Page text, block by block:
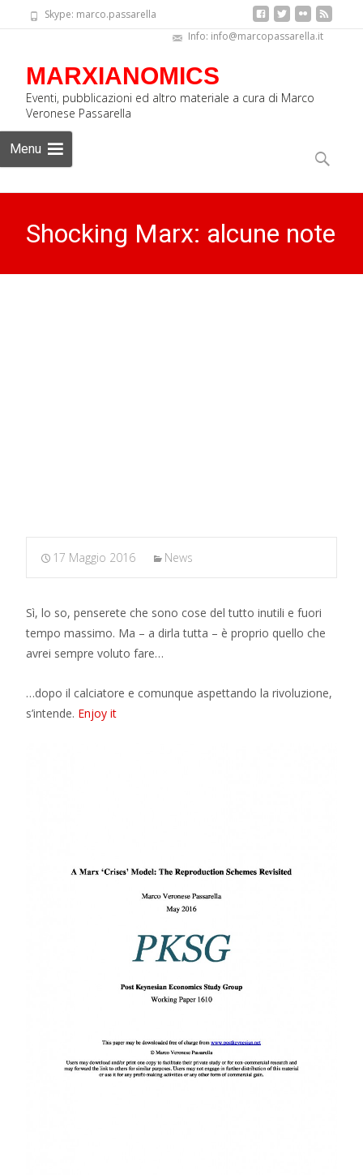
Skype: marco.passarella
Info: info@marcopassarella.it
MARXIANOMICS
Eventi, pubblicazioni ed altro materiale a cura di Marco
Veronese Passarella
Menu
to
content
Ricerca
Shocking Marx: alcune note
17 Maggio 2016 News
Sì, lo so, penserete che sono cose del tutto inutili e fuori
tempo massimo. Ma – a dirla tutta – è proprio quello che
avrei sempre voluto fare…
…dopo il calciatore e comunque aspettando la rivoluzione,
s’intende. Enjoy it